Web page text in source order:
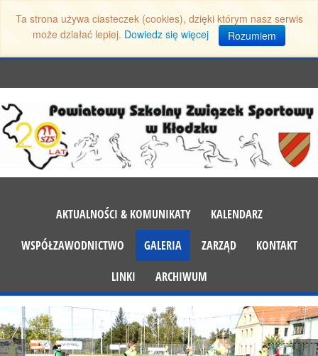
Ta strona używa ciasteczek (cookies), dzięki którym nasz serwis
może działać lepiej. Dowiedz się więcej Rozumiem
AKTUALNOŚCI & KOMUNIKATY
KALENDARZ
WSPÓŁZAWODNICTWO
GALERIA ZARZĄD
KONTAKT
LINKI
ARCHIWUM